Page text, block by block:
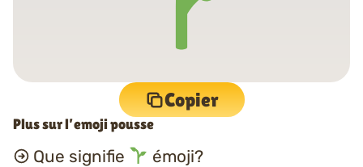
Copier
Plus sur l’emoji pousse
Que signifie
émoji?